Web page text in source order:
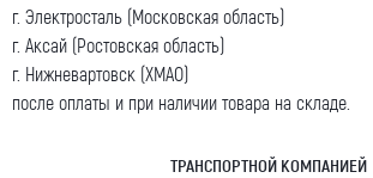
г. Электросталь (Московская область)
г. Аксай (Ростовская область)
г. Нижневартовск (ХМАО)
после оплаты и при наличии товара на складе.
ТРАНСПОРТНОЙ КОМПАНИЕЙ